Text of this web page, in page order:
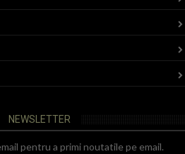
NEWSLETTER
pentru a primi noutatile pe email.